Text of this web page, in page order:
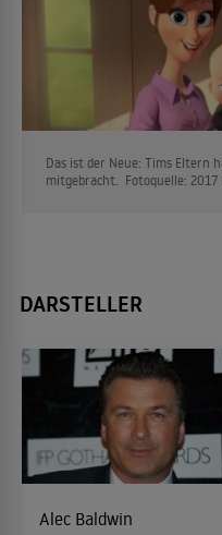
Das ist der Neue: Tims Eltern
mitgebracht. Fotoquelle: 2017
DARSTELLER
Alec Baldwin